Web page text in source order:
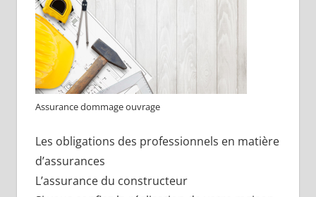
Assurance dommage ouvrage
Les obligations des professionnels en matière
d’assurances
L’assurance du constructeur